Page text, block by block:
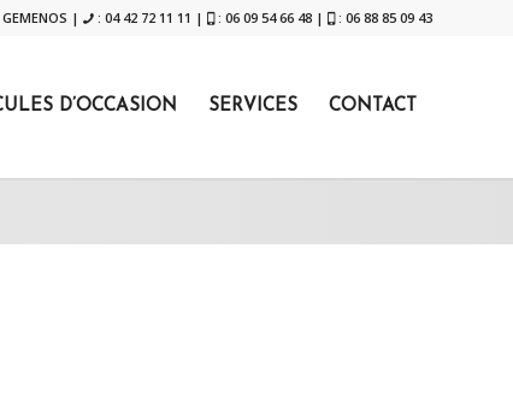
| : 04 42 72 11 11 | : 06 09 54 66 48 | : 06 88 85 09 43
D’OCCASION SERVICES CONTACT